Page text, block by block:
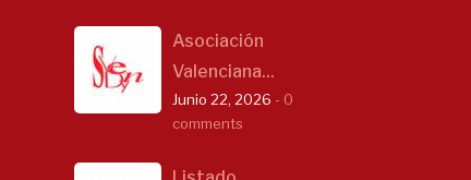
Asociación
Valenciana...
Junio 22, 2026 - 0
comments